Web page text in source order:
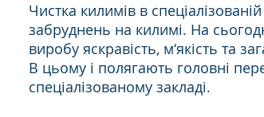
Чистка килимів в
забруднень на килимі. На
виробу яскравість, м‘якість та
В цьому і полягають головні
спеціалізованому закладі.